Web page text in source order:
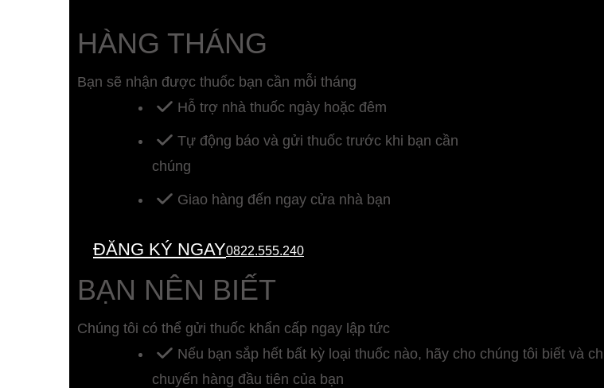
HÀNG THÁNG
Bạn sẽ nhận được thuốc bạn cần mỗi tháng
Hỗ trợ nhà thuốc ngày hoặc đêm
Tự động báo và gửi thuốc trước khi bạn cần
chúng
Giao hàng đến ngay cửa nhà bạn
ĐĂNG KÝ NGAY0822.555.240
BẠN NÊN BIẾT
Chúng tôi có thể gửi thuốc khẩn cấp ngay lập tức
Nếu bạn sắp hết bất kỳ loại thuốc nào, hãy cho chúng tôi biết và
chuyến hàng đầu tiên của bạn